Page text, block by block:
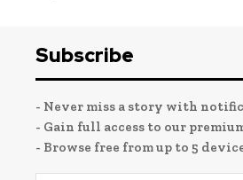
Subscribe
- Never miss a story with
- Gain full access to our
- Browse free from up to 5